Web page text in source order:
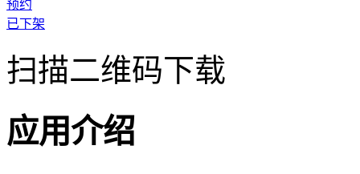
预约
已下架
扫描二维码下载
应用介绍